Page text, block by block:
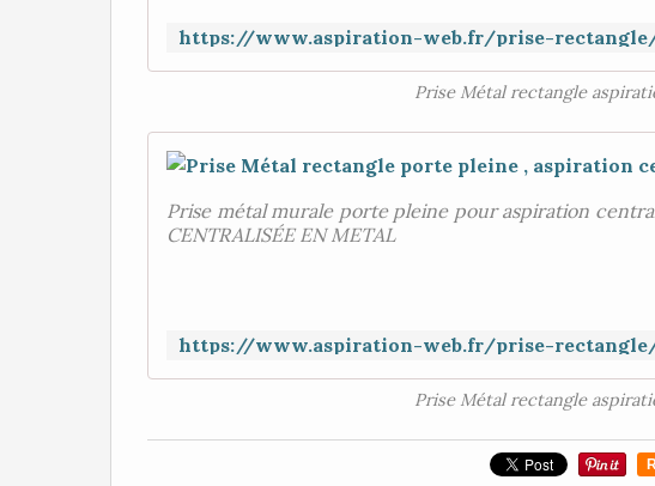
Prise Métal rectangle
Prise métal murale porte pleine pour aspiration
CENTRALISÉE EN METAL
Prise Métal rectangle